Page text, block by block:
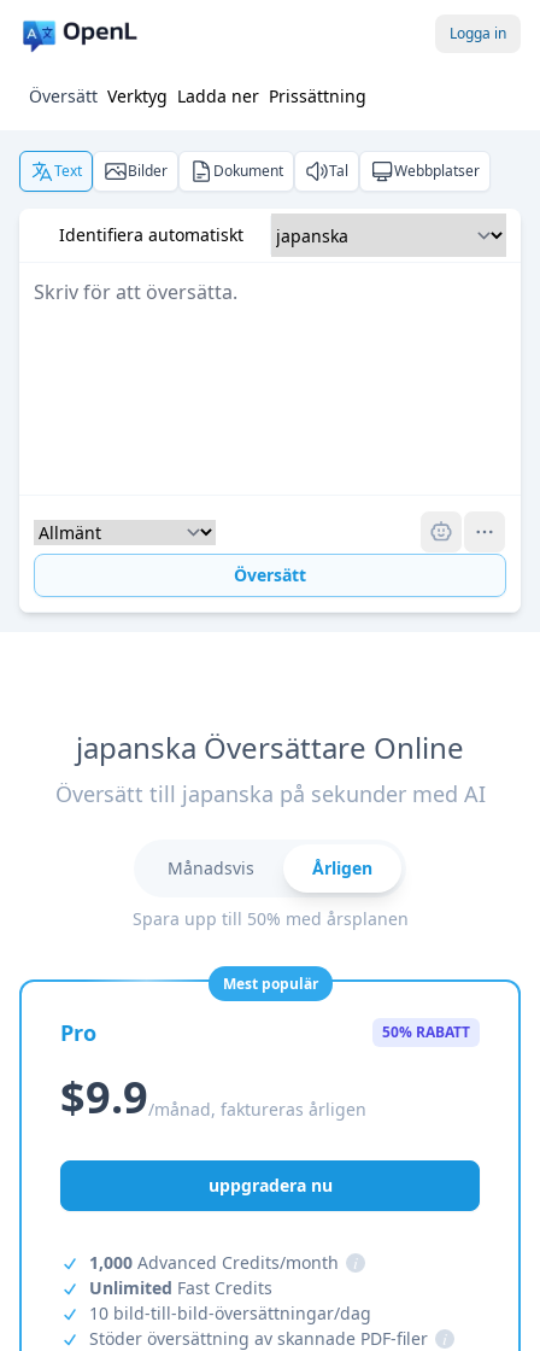
Logga in
Översätt Verktyg Ladda ner Prissättning
Text Bilder Dokument Tal Webbplatser
Identifiera automatiskt
Översätt
japanska Översättare Online
Översätt till japanska på sekunder med AI
Månadsvis Årligen
Spara upp till 50% med årsplanen
Mest populär
Pro 50% RABATT
$9.9/månad, faktureras årligen
uppgradera nu
1,000 Advanced Credits/month
i
Unlimited Fast Credits
10 bild-till-bild-översättningar/dag
Stöder översättning av skannade PDF-filer
i